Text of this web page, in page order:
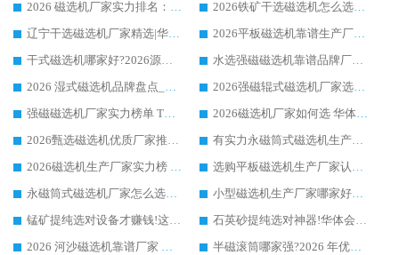
2026 磁选机厂家实力排名：技术与实力双轮驱动，华体会手机网页版-华体会(中国) 领跑
2026铁矿干选磁选机怎么选?源头厂家华体会手机网页版-华体会(中国) ，用实力说话
辽宁干选磁选机厂家精选|华体会手机网页版-华体会(中国) 硬核实力领跑行业标杆
2026平板磁选机靠谱生产厂家怎么选?行业标杆华体会手机网页版-华体会(中国) ，凭硬实力脱颖而出
干式磁选机哪家好?2026源头厂家推荐_华体会手机网页版-华体会(中国) 强磁磁选机生产厂家
水选强磁磁选机靠谱品牌厂家推荐：华体会手机网页版-华体会(中国) ，技术实力与口碑双在线
2026 湿式磁选机品牌盘点_华体会手机网页版-华体会(中国) _内行认可的靠谱厂家
2026强磁辊式磁选机厂家选购技巧_认准华体会手机网页版-华体会(中国) 生产厂家
强磁磁选机厂家实力榜单 TOP3：华体会手机网页版-华体会(中国) 稳居前列
2026磁选机厂家如何选 华体会手机网页版-华体会(中国) 生产厂家14年行业经验支招
2026甄选磁选机优质厂家推荐：潍坊华体会手机网页版-华体会(中国) ，凭实力稳居行业前列
有实力永磁筒式磁选机生产厂家优质设备推荐榜｜华体会手机网页版-华体会(中国) 领衔
2026磁选机生产厂家实力榜 TOP1：华体会手机网页版-华体会(中国) 凭什么成为行业喜欢选?
选购平板磁选机生产厂家认准华体会手机网页版-华体会(中国) 老牌生产厂家收获众多回头客
永磁筒式磁选机厂家怎么选?14 年老厂华体会手机网页版-华体会(中国) 凭实力出圈，这 5 大优势太圈粉
小型磁选机生产厂家哪家好?2026 年实测推荐，华体会手机网页版-华体会(中国) 十年口碑厂值得闭眼入
锰矿提纯选对设备才赚钱!这家临朐厂家的强磁辊磁选机凭啥成行业标杆?
石英砂提纯选对神器!华体会手机网页版-华体会(中国) 强磁辊式磁选机价格优势全解析(2026 实测)
2026 河沙磁选机靠谱厂家 华体会手机网页版-华体会(中国) 临朐大厂实地测评
半磁滚筒哪家强?2026 年优质厂家推荐，华体会手机网页版-华体会(中国) 为什么能领跑行业